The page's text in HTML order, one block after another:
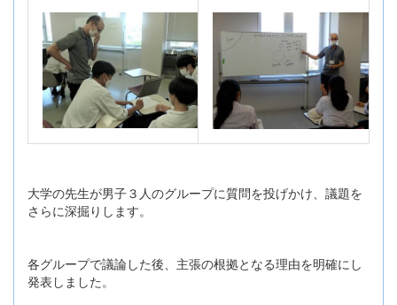
大学の先生が男子３人のグループに質問を投げかけ、議題を
さらに深掘りします。
各グループで議論した後、主張の根拠となる理由を明確にし
発表しました。